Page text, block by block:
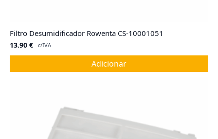
Filtro Desumidificador Rowenta CS-10001051
13.90 € c/IVA
Adicionar